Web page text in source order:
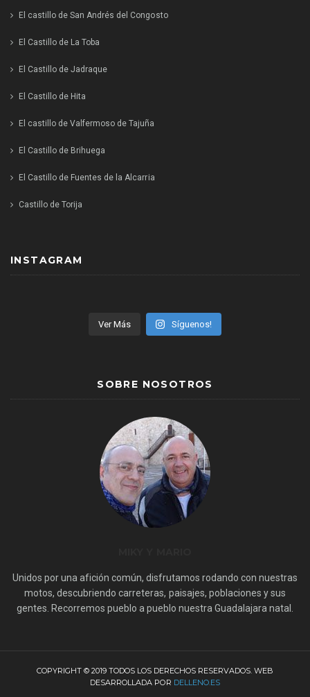
El castillo de San Andrés del Congosto
El Castillo de La Toba
El Castillo de Jadraque
El Castillo de Hita
El castillo de Valfermoso de Tajuña
El Castillo de Brihuega
El Castillo de Fuentes de la Alcarria
Castillo de Torija
INSTAGRAM
Ver Más Síguenos!
SOBRE NOSOTROS
Unidos por una afición común, disfrutamos rodando con nuestras
motos, descubriendo carreteras, paisajes, poblaciones y sus
gentes. Recorremos pueblo a pueblo nuestra Guadalajara natal.
COPYRIGHT © 2019 TODOS LOS DERECHOS RESERVADOS. WEB
DESARROLLADA POR DELLENO.ES